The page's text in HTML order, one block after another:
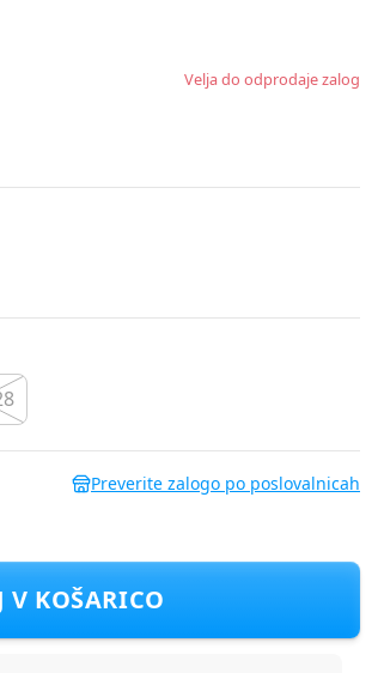
Velja do odprodaje zalog
Preverite zalogo po poslovalnicah
V KOŠARICO